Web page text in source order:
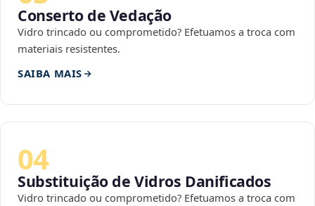
Conserto de Vedação
Vidro trincado ou comprometido? Efetuamos a troca com
materiais resistentes.
SAIBA MAIS
04
Substituição de Vidros Danificados
Vidro trincado ou comprometido? Efetuamos a troca com